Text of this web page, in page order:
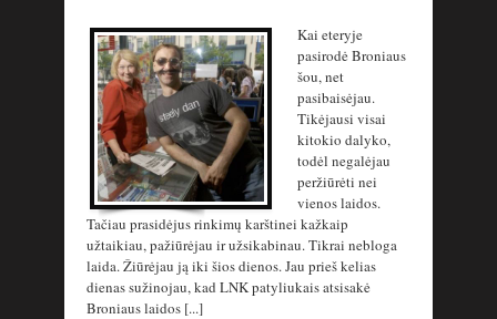
Kai eteryje
pasirodė Broniaus
šou, net
pasibaisėjau.
Tikėjausi visai
kitokio dalyko,
todėl negalėjau
peržiūrėti nei
vienos laidos.
Tačiau prasidėjus rinkimų karštinei kažkaip
užtaikiau, pažiūrėjau ir užsikabinau. Tikrai nebloga
laida. Žiūrėjau ją iki šios dienos. Jau prieš kelias
dienas sužinojau, kad LNK patyliukais atsisakė
Broniaus laidos [...]